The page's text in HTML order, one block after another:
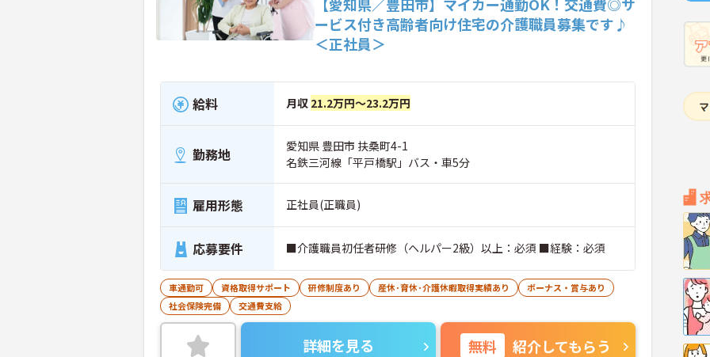
ービス付き高齢者向け住宅の介護職員募集です♪
＜正社員＞
給料 月収 21.2万円～23.2万円
勤務地
愛知県 豊田市 扶桑町4-1
名鉄三河線「平戸橋駅」バス・車5分
雇用形態 正社員(正職員)
応募要件 ■介護職員初任者研修（ヘルパー2級）以上：必須 ■経験：必須
車通勤可 資格取得サポート 研修制度あり 産休･育休･介護休暇取得実績あり
ボーナス・賞与あり
社会保険完備
交通費支給
詳細を見る 無料 紹介してもらう